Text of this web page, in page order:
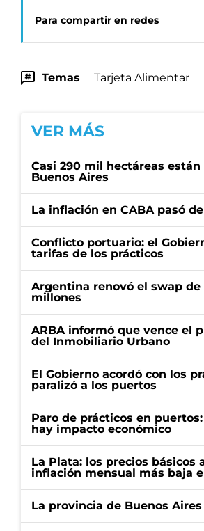
Para compartir en redes
Temas Tarjeta Alimentar
VER MÁS
Casi 290 mil hectáreas
Buenos Aires
La inflación en CABA pasó
Conflicto portuario: el
tarifas de los prácticos
Argentina renovó el swap de
millones
ARBA informó que vence el
del Inmobiliario Urbano
El Gobierno acordó con los
paralizó a los puertos
Paro de prácticos en
hay impacto económico
La Plata: los precios básicos
inflación mensual más baja
La provincia de Buenos